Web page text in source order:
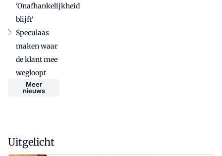
'Onafhankelijkheid
blijft'
Speculaas
maken waar
de klant mee
wegloopt
Meer
nieuws
Uitgelicht